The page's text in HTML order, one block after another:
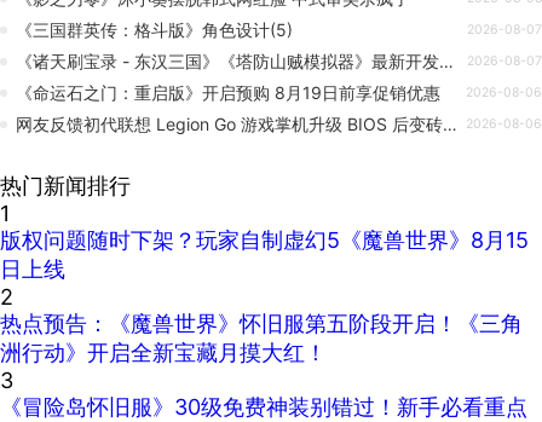
《三国群英传：格斗版》角色设计(5) 2026-08-07
《诸天刷宝录 - 东汉三国》《塔防山贼模拟器》最新开发日志 来个大合照吧~ 2026-08-07
《命运石之门：重启版》开启预购 8月19日前享促销优惠 2026-08-06
网友反馈初代联想 Legion Go 游戏掌机升级 BIOS 后变砖，过保维修需付 237 欧元 2026-08-06
热门新闻排行
1
版权问题随时下架？玩家自制虚幻5《魔兽世界》8月15
日上线
2
热点预告：《魔兽世界》怀旧服第五阶段开启！《三角
洲行动》开启全新宝藏月摸大红！
3
《冒险岛怀旧服》30级免费神装别错过！新手必看重点